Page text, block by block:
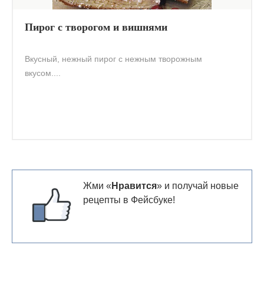
Пирог с творогом и вишнями
Вкусный, нежный пирог с нежным творожным
вкусом....
Жми « Нравится» и получай новые
рецепты в Фейсбуке!